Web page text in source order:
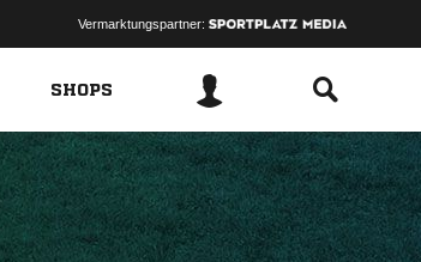
Vermarktungspartner:
SHOPS